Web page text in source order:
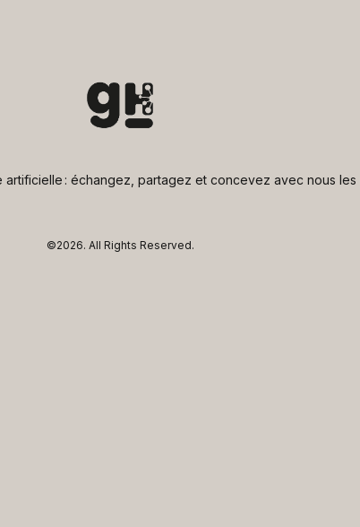
artificielle : échangez, partagez et concevez avec nous
©2026. All Rights Reserved.